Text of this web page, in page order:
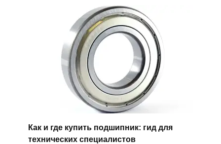
Как и где купить подшипник: гид для
технических специалистов